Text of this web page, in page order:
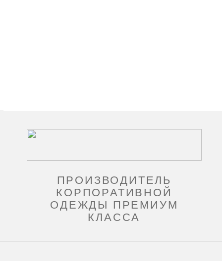
ПРОИЗВОДИТЕЛЬ
КОРПОРАТИВНОЙ
ОДЕЖДЫ ПРЕМИУМ
КЛАССА